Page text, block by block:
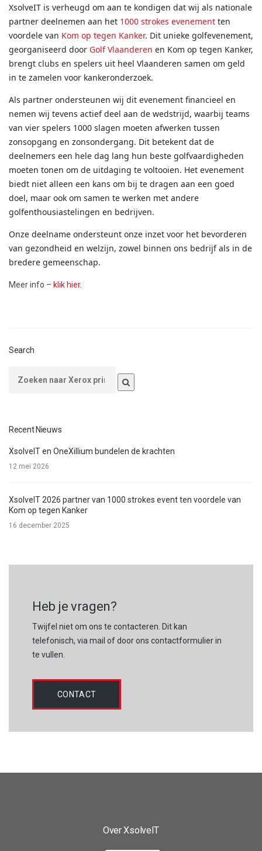
XsolveIT is verheugd om aan te kondigen dat wij als nationale
partner deelnemen aan het 1000 strokes evenement ten
voordele van Kom op tegen Kanker. Dit unieke golfevenement,
georganiseerd door Golf Vlaanderen en Kom op tegen Kanker,
brengt clubs en spelers uit heel Vlaanderen samen om geld
in te zamelen voor kankeronderzoek.
Als partner ondersteunen wij dit evenement financieel en
nemen wij tevens actief deel aan de wedstrijd, waarbij teams
van vier spelers 1000 slagen moeten afwerken tussen
zonsopgang en zonsondergang. Dit betekent dat de
deelnemers een hele dag lang hun beste golfvaardigheden
moeten tonen om de uitdaging te voltooien. Het evenement
biedt niet alleen een kans om bij te dragen aan een goed
doel, maar ook om samen te werken met andere
golfenthousiastelingen en bedrijven.
Onze deelname ondersteunt onze inzet voor het bevorderen
van gezondheid en welzijn, zowel binnen ons bedrijf als in de
bredere gemeenschap.
Meer info – klik hier.
Search
Recent Nieuws
XsolveIT en OneXillium bundelen de krachten
12 mei 2026
XsolveIT 2026 partner van 1000 strokes event ten voordele van
Kom op tegen Kanker
16 december 2025
Heb je vragen?
Twijfel niet om ons te contacteren. Dit kan
telefonisch, via mail of door ons contactformulier in
te vullen.
CONTACT
Over XsolveIT